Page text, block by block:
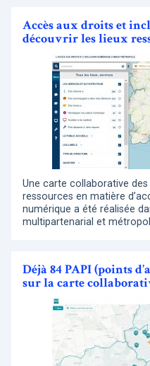
Accès aux droits et
découvrir les lieux
Une carte collaborative
ressources en matière
numérique a été réalisée
multipartenarial et
Déjà 84 PAPI (points
sur la carte